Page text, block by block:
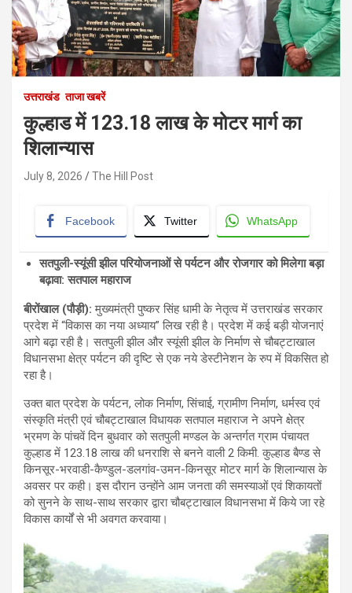
उत्तराखंड ताजा खबरें
कुल्हाड में 123.18 लाख के मोटर मार्ग का
शिलान्यास
July 8, 2026 The Hill Post
Facebook Twitter WhatsApp
सतपुली-स्यूंसी झील परियोजनाओं से पर्यटन और रोजगार को मिलेगा बड़ा
बढ़ावा: सतपाल महाराज
बीरोंखाल (पौड़ी): मुख्यमंत्री पुष्कर सिंह धामी के नेतृत्व में उत्तराखंड सरकार
प्रदेश में “विकास का नया अध्याय” लिख रही है। प्रदेश में कई बड़ी योजनाएं
आगे बढ़ा रही है। सतपुली झील और स्यूंसी झील के निर्माण से चौबट्टाखाल
विधानसभा क्षेत्र पर्यटन की दृष्टि से एक नये डेस्टीनेशन के रुप में विकसित हो
रहा है।
उक्त बात प्रदेश के पर्यटन, लोक निर्माण, सिंचाई, ग्रामीण निर्माण, धर्मस्व एवं
संस्कृति मंत्री एवं चौबट्टाखाल विधायक सतपाल महाराज ने अपने क्षेत्र
भ्रमण के पांचवें दिन बुधवार को सतपुली मण्डल के अन्तर्गत ग्राम पंचायत
कुल्हाड में 123.18 लाख की धनराशि से बनने वाली 2 किमी. कुल्हाड बैण्ड से
किनसूर-भरवाडी-कैण्डुल-डलगांव-उमन-किनसूर मोटर मार्ग के शिलान्यास के
अवसर पर कही। इस दौरान उन्होंने आम जनता की समस्याओं एवं शिकायतों
को सुनने के साथ-साथ सरकार द्वारा चौबट्टाखाल विधानसभा में किये जा रहे
विकास कार्यों से भी अवगत करवाया।